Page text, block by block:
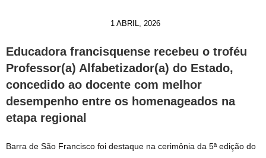
1 ABRIL, 2026
Educadora francisquense recebeu o troféu
Professor(a) Alfabetizador(a) do Estado,
concedido ao docente com melhor
desempenho entre os homenageados na
etapa regional
Barra de São Francisco foi destaque na cerimônia da 5ª edição do